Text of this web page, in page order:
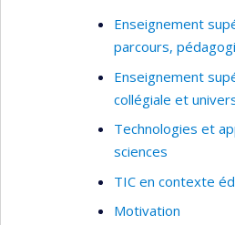
Enseignement
parcours,
Enseignement
collégiale et
Technologies et
sciences
TIC en contexte
Motivation